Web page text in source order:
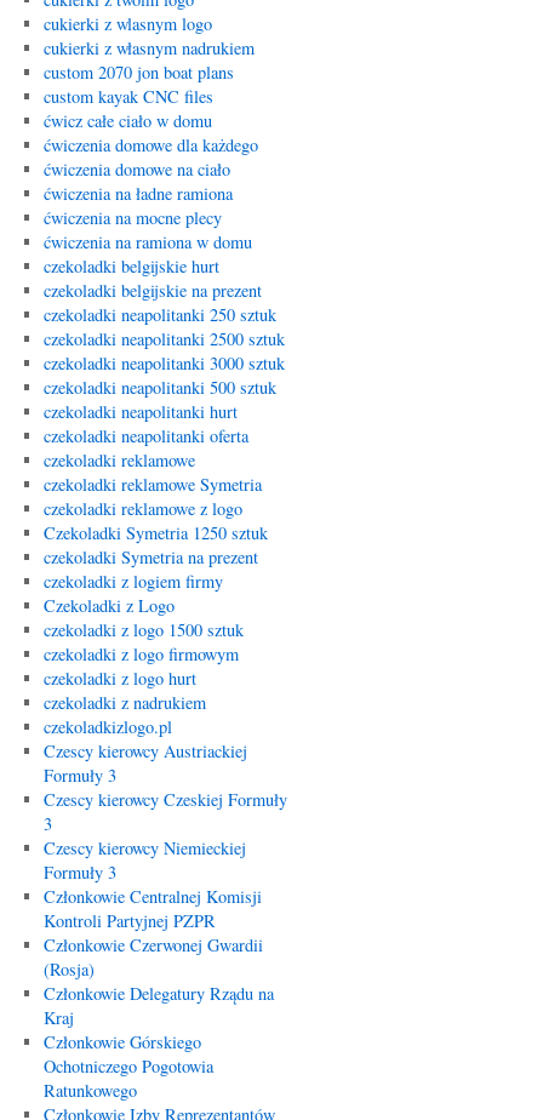
cukierki z wlasnym logo
cukierki z własnym nadrukiem
custom 2070 jon boat plans
custom kayak CNC files
ćwicz całe ciało w domu
ćwiczenia domowe dla każdego
ćwiczenia domowe na ciało
ćwiczenia na ładne ramiona
ćwiczenia na mocne plecy
ćwiczenia na ramiona w domu
czekoladki belgijskie hurt
czekoladki belgijskie na prezent
czekoladki neapolitanki 250 sztuk
czekoladki neapolitanki 2500 sztuk
czekoladki neapolitanki 3000 sztuk
czekoladki neapolitanki 500 sztuk
czekoladki neapolitanki hurt
czekoladki neapolitanki oferta
czekoladki reklamowe
czekoladki reklamowe Symetria
czekoladki reklamowe z logo
Czekoladki Symetria 1250 sztuk
czekoladki Symetria na prezent
czekoladki z logiem firmy
Czekoladki z Logo
czekoladki z logo 1500 sztuk
czekoladki z logo firmowym
czekoladki z logo hurt
czekoladki z nadrukiem
czekoladkizlogo.pl
Czescy kierowcy Austriackiej
Formuły 3
Czescy kierowcy Czeskiej Formuły
3
Czescy kierowcy Niemieckiej
Formuły 3
Członkowie Centralnej Komisji
Kontroli Partyjnej PZPR
Członkowie Czerwonej Gwardii
(Rosja)
Członkowie Delegatury Rządu na
Kraj
Członkowie Górskiego
Ochotniczego Pogotowia
Ratunkowego
Członkowie Izby Reprezentantów